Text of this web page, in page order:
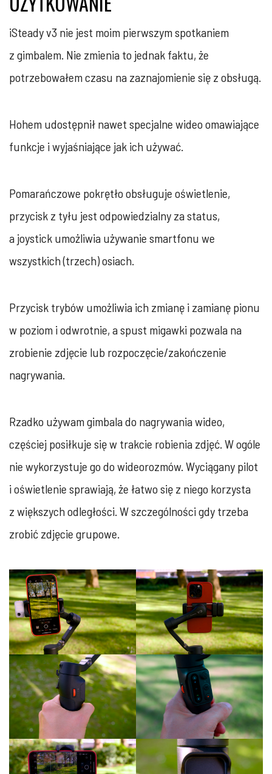
iSteady v3 nie jest moim pierwszym spotkaniem
z gimbalem. Nie zmienia to jednak faktu, że
potrzebowałem czasu na zaznajomienie się z obsługą.
Hohem udostępnił nawet specjalne wideo omawiające
funkcje i wyjaśniające jak ich używać.
Pomarańczowe pokrętło obsługuje oświetlenie,
przycisk z tyłu jest odpowiedzialny za status,
a joystick umożliwia używanie smartfonu we
wszystkich (trzech) osiach.
Przycisk trybów umożliwia ich zmianę i zamianę pionu
w poziom i odwrotnie, a spust migawki pozwala na
zrobienie zdjęcie lub rozpoczęcie/zakończenie
nagrywania.
Rzadko używam gimbala do nagrywania wideo,
częściej posiłkuje się w trakcie robienia zdjęć. W ogóle
nie wykorzystuje go do wideorozmów. Wyciągany pilot
i oświetlenie sprawiają, że łatwo się z niego korzysta
z większych odległości. W szczególności gdy trzeba
zrobić zdjęcie grupowe.